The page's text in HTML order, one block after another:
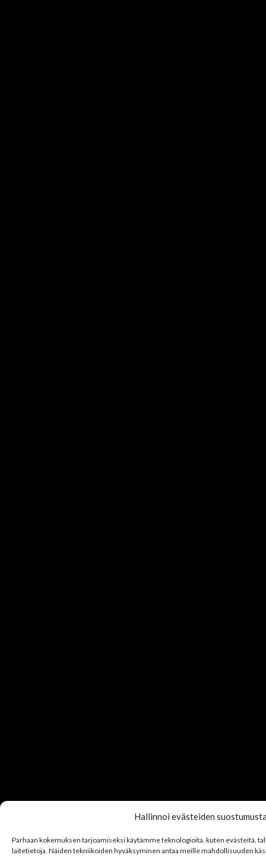
Hallinnoi evästeiden
Parhaan kokemuksen tarjoamiseksi käytämme teknologioita, kuten evästeitä,
laitetietoja. Näiden tekniikoiden hyväksyminen antaa meille mahdollisuuden